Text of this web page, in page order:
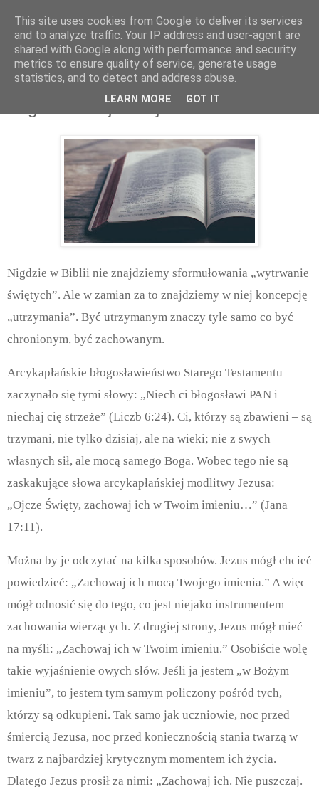
piątek, grudnia 15, 2017
Bóg zachowuje swoje dzieci
Nigdzie w Biblii nie znajdziemy sformułowania „wytrwanie
świętych”. Ale w zamian za to znajdziemy w niej koncepcję
„utrzymania”. Być utrzymanym znaczy tyle samo co być
chronionym, być zachowanym.
Arcykapłańskie błogosławieństwo Starego Testamentu
zaczynało się tymi słowy: „Niech ci błogosławi PAN i
niechaj cię strzeże” (Liczb 6:24). Ci, którzy są zbawieni – są
trzymani, nie tylko dzisiaj, ale na wieki; nie z swych
własnych sił, ale mocą samego Boga. Wobec tego nie są
zaskakujące słowa arcykapłańskiej modlitwy Jezusa:
„Ojcze Święty, zachowaj ich w Twoim imieniu…” (Jana
17:11).
Można by je odczytać na kilka sposobów. Jezus mógł chcieć
powiedzieć: „Zachowaj ich mocą Twojego imienia.” A więc
mógł odnosić się do tego, co jest niejako instrumentem
zachowania wierzących. Z drugiej strony, Jezus mógł mieć
na myśli: „Zachowaj ich w Twoim imieniu.” Osobiście wolę
takie wyjaśnienie owych słów. Jeśli ja jestem „w Bożym
imieniu”, to jestem tym samym policzony pośród tych,
którzy są odkupieni. Tak samo jak uczniowie, noc przed
śmiercią Jezusa, noc przed koniecznością stania twarzą w
twarz z najbardziej krytycznym momentem ich życia.
Dlatego Jezus prosił za nimi: „Zachowaj ich. Nie puszczaj.
This site uses cookies from Google to deliver its services
and to analyze traffic. Your IP address and user-agent are
shared with Google along with performance and security
metrics to ensure quality of service, generate usage
statistics, and to detect and address abuse.
LEARN MORE GOT IT